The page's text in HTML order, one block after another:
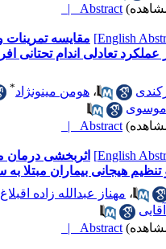
Abstract |
مقایسه تمرینات
تعادلی اندام تحتانی
،هومن مینونژاد *
Abstract |
اثربخشی درمان
هیجانی بیماران مبتلا به
،مهناز عبدالله زاده اقبلاغ
Abstract |